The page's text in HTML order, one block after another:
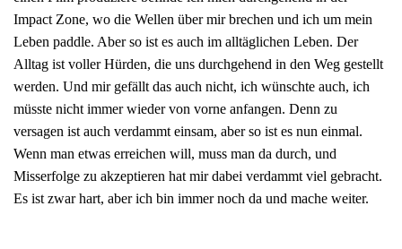
Impact Zone, wo die Wellen über mir brechen und ich um mein
Leben paddle. Aber so ist es auch im alltäglichen Leben. Der
Alltag ist voller Hürden, die uns durchgehend in den Weg gestellt
werden. Und mir gefällt das auch nicht, ich wünschte auch, ich
müsste nicht immer wieder von vorne anfangen. Denn zu
versagen ist auch verdammt einsam, aber so ist es nun einmal.
Wenn man etwas erreichen will, muss man da durch, und
Misserfolge zu akzeptieren hat mir dabei verdammt viel gebracht.
Es ist zwar hart, aber ich bin immer noch da und mache weiter.